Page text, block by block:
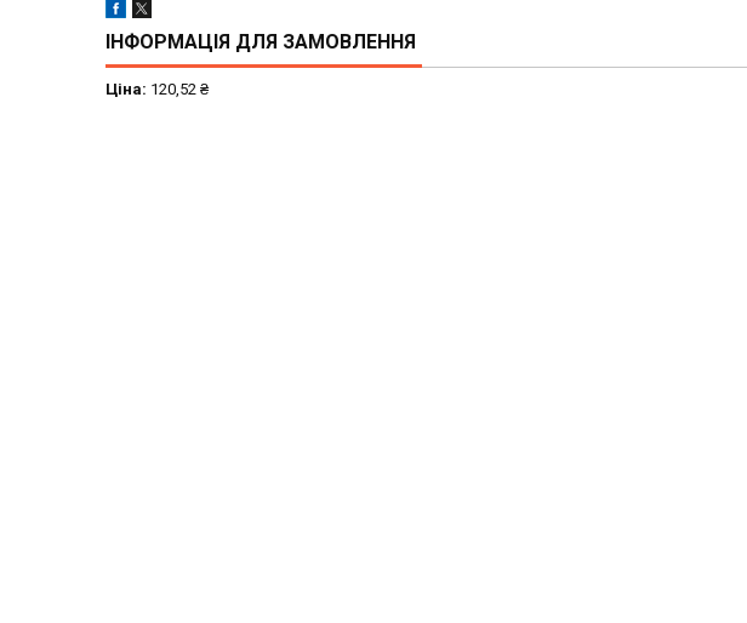
ІНФОРМАЦІЯ ДЛЯ ЗАМОВЛЕННЯ
Ціна: 120,52 ₴